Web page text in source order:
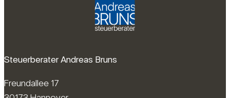
Steuerberater Andreas Bruns
Freundallee 17